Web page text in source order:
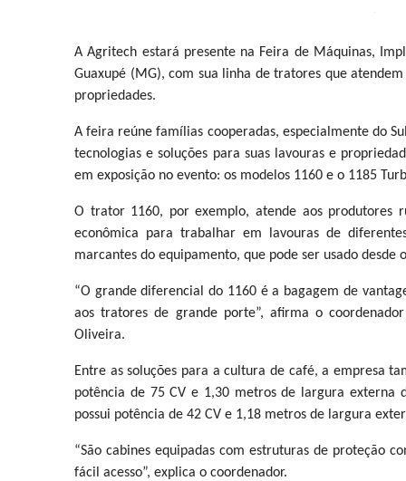
A Agritech estará presente na Feira de Máquinas,
Guaxupé (MG), com sua linha de tratores que
propriedades.
A feira reúne famílias cooperadas, especialmente do
tecnologias e soluções para suas lavouras e
em exposição no evento: os modelos 1160 e o 1185
O trator 1160, por exemplo, atende aos produtores
econômica para trabalhar em lavouras de
marcantes do equipamento, que pode ser usado
“O grande diferencial do 1160 é a bagagem de
aos tratores de grande porte”, afirma o
Oliveira.
Entre as soluções para a cultura de café, a empresa
potência de 75 CV e 1,30 metros de largura externa
possui potência de 42 CV e 1,18 metros de largura
“São cabines equipadas com estruturas de proteção
fácil acesso”, explica o coordenador.